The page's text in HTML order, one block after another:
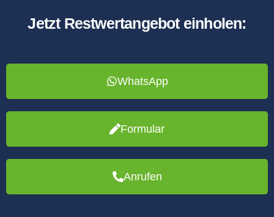
Jetzt Restwertangebot einholen:
WhatsApp
Formular
Anrufen